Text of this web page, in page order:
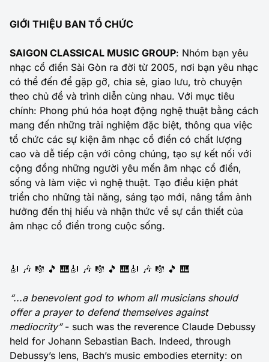
GIỚI THIỆU BAN TỔ CHỨC
SAIGON CLASSICAL MUSIC GROUP: Nhóm bạn yêu
nhạc cổ điển Sài Gòn ra đời từ 2005, nơi bạn yêu nhạc
có thể đến để gặp gỡ, chia sẻ, giao lưu, trò chuyện
theo chủ đề và trình diễn cùng nhau. Với mục tiêu
chính: Phong phú hóa hoạt động nghệ thuật bằng cách
mang đến những trải nghiệm đặc biệt, thông qua việc
tổ chức các sự kiện âm nhạc cổ điển có chất lượng
cao và dễ tiếp cận với công chúng, tạo sự kết nối với
cộng đồng những người yêu mến âm nhạc cổ điển,
sống và làm việc vì nghệ thuật. Tạo điều kiện phát
triển cho những tài năng, sáng tạo mới, nâng tầm ảnh
hưởng đến thị hiếu và nhận thức về sự cần thiết của
âm nhạc cổ điển trong cuộc sống.
🎻 🎶 🎼 🎵 🎹🎻 🎶 🎼 🎵 🎹🎻 🎶 🎼 🎵 🎹
“...a benevolent god to whom all musicians should
offer a prayer to defend themselves against
mediocrity”- such was the reverence Claude Debussy
held for Johann Sebastian Bach. Indeed, through
Debussy’s lens, Bach’s music embodies eternity: on